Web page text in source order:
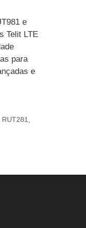
e
Telit LTE
para
e
RUT281